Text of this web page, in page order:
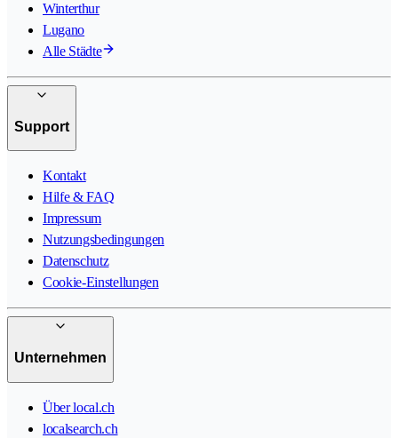
Winterthur
Lugano
Alle Städte
Support
Kontakt
Hilfe & FAQ
Impressum
Nutzungsbedingungen
Datenschutz
Cookie-Einstellungen
Unternehmen
Über local.ch
localsearch.ch